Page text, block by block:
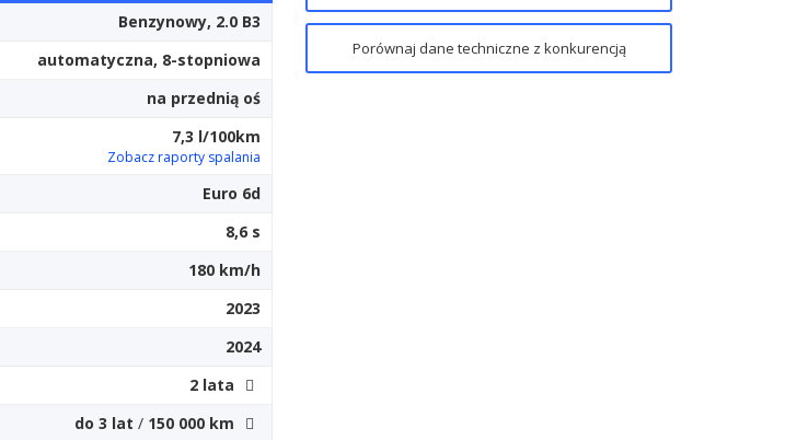
Benzynowy, 2.0 B3
automatyczna, 8-stopniowa
na przednią oś
7,3 l/100km
Zobacz raporty spalania
Euro 6d
8,6 s
180 km/h
2023
2024
2 lata
do 3 lat/ 150 000 km
Porównaj dane techniczne z konkurencją